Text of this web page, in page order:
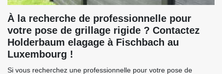
À la recherche de professionnelle pour
votre pose de grillage rigide ? Contactez
Holderbaum elagage à Fischbach au
Luxembourg !
Si vous recherchez une professionnelle pour votre pose de